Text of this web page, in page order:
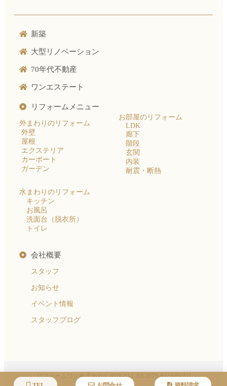
新築
大型リノベーション
70年代不動産
ワンエステート
リフォームメニュー
外まわりのリフォーム
外壁
屋根
エクステリア
カーポート
ガーデン
水まわりのリフォーム
キッチン
お風呂
洗面台（脱衣所）
トイレ
お部屋のリフォーム
LDK
廊下
階段
玄関
内装
耐震・断熱
会社概要
スタッフ
お知らせ
イベント情報
スタッフブログ
リフォームワン株式会社© 2020 ALL RIGHTS RESERVED​